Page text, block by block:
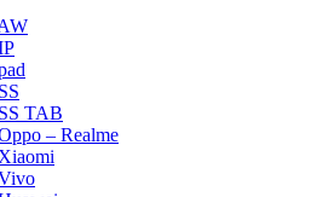
TAB
– Realme